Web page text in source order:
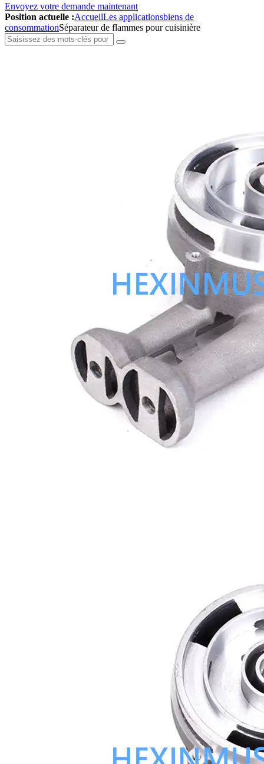
Envoyez votre demande maintenant
Position actuelle :AccueilLes applicationsbiens de
consommationSéparateur de flammes pour cuisinière